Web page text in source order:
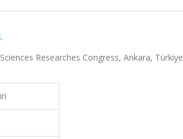
Researches Congress, Ankara,